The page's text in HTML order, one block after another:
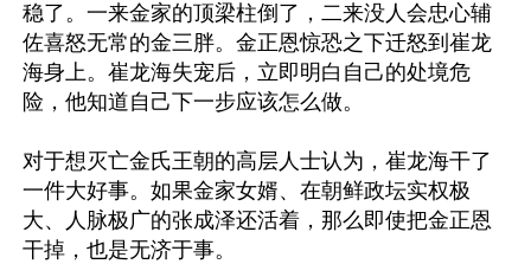
稳了。一来金家的顶梁柱倒了，二来没人会忠心辅
佐喜怒无常的金三胖。金正恩惊恐之下迁怒到崔龙
海身上。崔龙海失宠后，立即明白自己的处境危
险，他知道自己下一步应该怎么做。
对于想灭亡金氏王朝的高层人士认为，崔龙海干了
一件大好事。如果金家女婿、在朝鲜政坛实权极
大、人脉极广的张成泽还活着，那么即使把金正恩
干掉，也是无济于事。